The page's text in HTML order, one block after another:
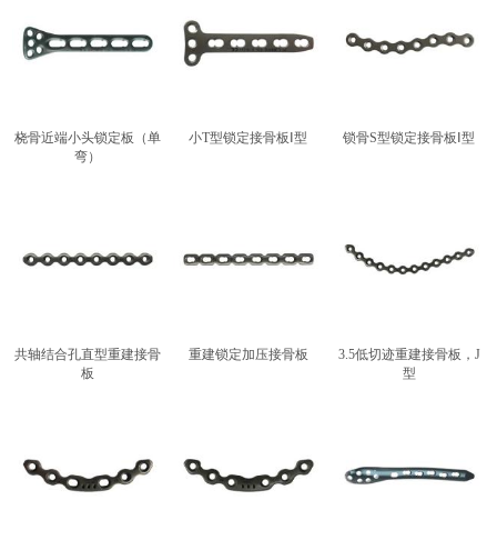
桡骨近端小头锁定板（单
弯）
小T型锁定接骨板Ⅰ型 锁骨S型锁定接骨板Ⅰ型
共轴结合孔直型重建接骨
板
重建锁定加压接骨板
3.5低切迹重建接骨板，J
型